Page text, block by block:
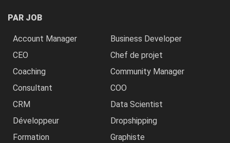
PAR JOB
Account Manager
Business Developer
CEO
Chef de projet
Coaching
Community Manager
Consultant
COO
CRM
Data Scientist
Développeur
Dropshipping
Formation
Graphiste